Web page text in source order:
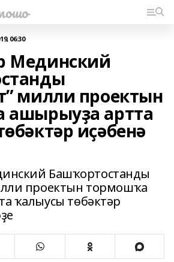
06:30
Мединский
милли проектын
ашырыуҙа артта
иҫәбенә
Башҡортостанды
проектын тормошҡа
ҡалыусы төбәктәр